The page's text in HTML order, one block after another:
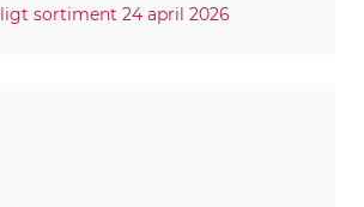
sortiment 24 april 2026